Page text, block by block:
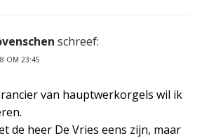
schreef:
OM 23:45
van hauptwerkorgels wil ik
de heer De Vries eens zijn, maar